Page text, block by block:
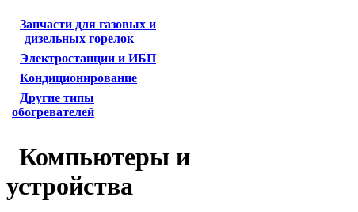
Запчасти для газовых и
дизельных горелок
Электростанции и ИБП
Кондиционирование
Другие типы
обогревателей
Компьютеры и
устройства